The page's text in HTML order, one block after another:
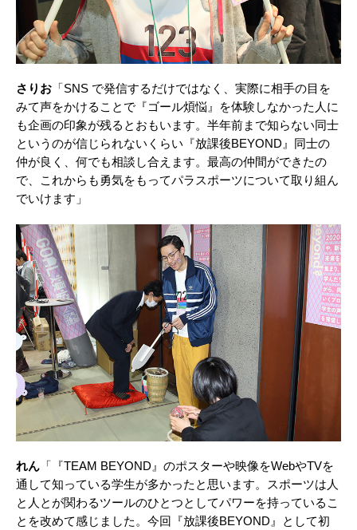
さりお 「SNS で発信するだけではなく、実際に相⼿の⽬を
みて声をかけることで『ゴール煩悩』を体験しなかった⼈に
も企画の印象が残るとおもいます。半年前まで知らない同⼠
というのが信じられないくらい『放課後BEYOND』同士の
仲が良く、何でも相談し合えます。最⾼の仲間ができたの
で、これからも勇気をもってパラスポーツについて取り組ん
でいけます」
れん 「『TEAM BEYOND』のポスターや映像をWebやTVを
通して知っている学⽣が多かったと思います。スポーツは⼈
と⼈とが関わるツールのひとつとしてパワーを持っているこ
とを改めて感じました。今回『放課後BEYOND』として初